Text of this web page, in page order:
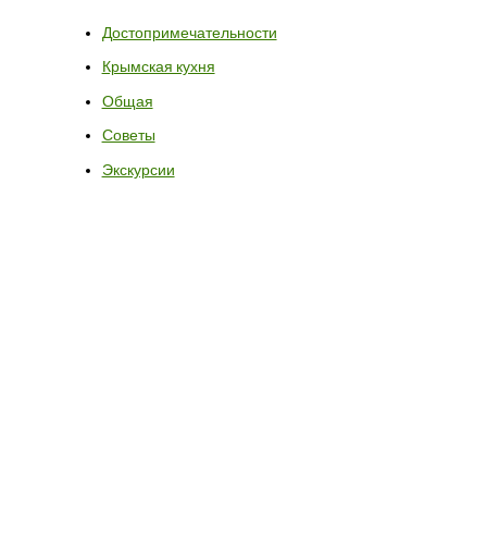
Достопримечательности
Крымская кухня
Общая
Советы
Экскурсии